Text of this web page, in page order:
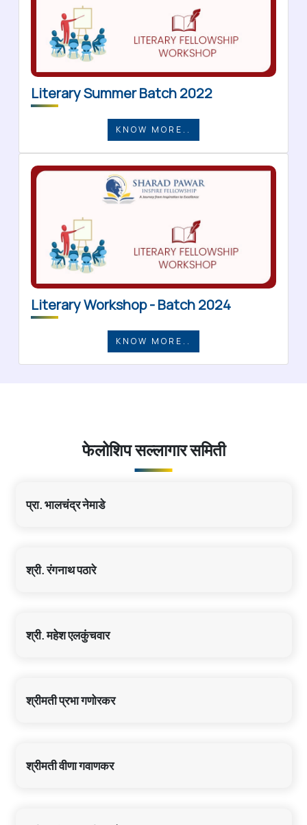
Literary Summer Batch 2022
KNOW MORE..
Literary Workshop - Batch 2024
KNOW MORE..
फेलोशिप सल्लागार समिती
प्रा. भालचंद्र नेमाडे
श्री. रंगनाथ पठारे
श्री. महेश एलकुंचवार
श्रीमती प्रभा गणोरकर
श्रीमती वीणा गवाणकर